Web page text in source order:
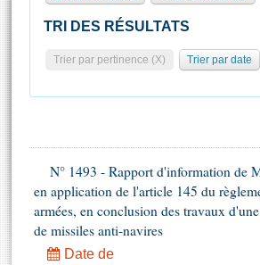
Pétitions
Projets de loi
Propositions de loi
Amendements
Textes adoptés
Statistiques et chiffres clés
Histoire
Juniors
Anciennes législatures
Contacts et plan d'accès
Photos libres de droit
TRI DES RÉSULTATS
Trier par pertinence (X) Trier par date
N° 1493 - Rapport d'information de
en application de l'article 145 du
armées, en conclusion des travaux
de missiles anti-navires
Date de